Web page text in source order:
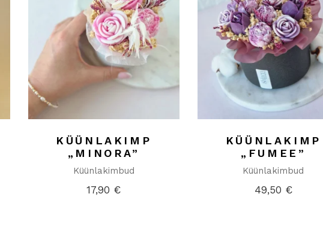
KÜÜNLAKIMP
„MINORA”
Küünlakimbud
17,90 €
KÜÜNLAKIMP
„FUMEE”
Küünlakimbud
49,50 €